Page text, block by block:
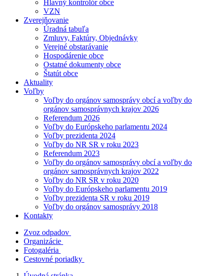
Hlavný kontrolór obce
VZN
Zverejňovanie
Úradná tabuľa
Zmluvy, Faktúry, Objednávky
Verejné obstarávanie
Hospodárenie obce
Ostatné dokumenty obce
Štatút obce
Aktuality
Voľby
Voľby do orgánov samosprávy obcí a voľby do
orgánov samosprávnych krajov 2026
Referendum 2026
Voľby do Európskeho parlamentu 2024
Voľby prezidenta 2024
Voľby do NR SR v roku 2023
Referendum 2023
Voľby do orgánov samosprávy obcí a voľby do
orgánov samosprávnych krajov 2022
Voľby do NR SR v roku 2020
Voľby do Európskeho parlamentu 2019
Voľby prezidenta SR v roku 2019
Voľby do orgánov samosprávy 2018
Kontakty
Zvoz odpadov
Organizácie
Fotogaléria
Cestovné poriadky